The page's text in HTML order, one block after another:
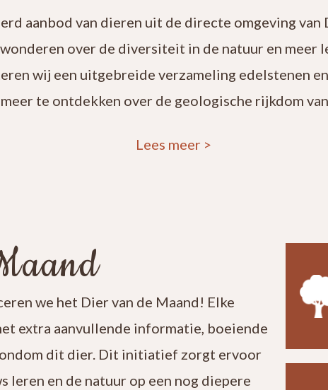
aanbod van dieren uit de directe omgeving
over de diversiteit in de natuur en meer
wij een uitgebreide verzameling edelstenen
te ontdekken over de geologische rijkdom
Lees meer >
we het Dier van de Maand! Elke
extra aanvullende informatie, boeiende
dit dier. Dit initiatief zorgt ervoor
leren en de natuur op een nog diepere